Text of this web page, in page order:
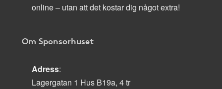
online – utan att det kostar dig något extra!
Om Sponsorhuset
Adress:
Lagergatan 1 Hus B19a, 4 tr